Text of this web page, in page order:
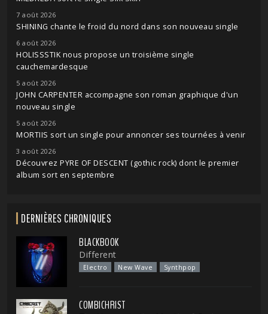
7 août 2026
SHINING chante le froid du nord dans son nouveau single
6 août 2026
HOLISSSTIK nous propose un troisième single
cauchemardesque
5 août 2026
JOHN CARPENTER accompagne son roman graphique d'un
nouveau single
5 août 2026
MORTIIS sort un single pour annoncer ses tournées à venir
3 août 2026
Découvrez PYRE OF DESCENT (gothic rock) dont le premier
album sort en septembre
DERNIÈRES CHRONIQUES
BLACKBOOK
Different
Electro New Wave Synthpop
COMBICHRIST